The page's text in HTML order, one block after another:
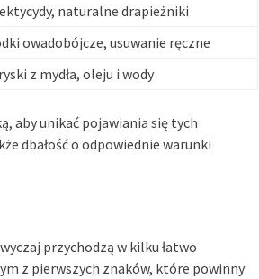
naturalne drapieżniki
owadobójcze, usuwanie ręczne
z mydła, oleju i wody
aby unikać pojawiania się tych
dbałość o odpowiednie warunki
przychodzą w kilku łatwo
z pierwszych znaków, które powinny